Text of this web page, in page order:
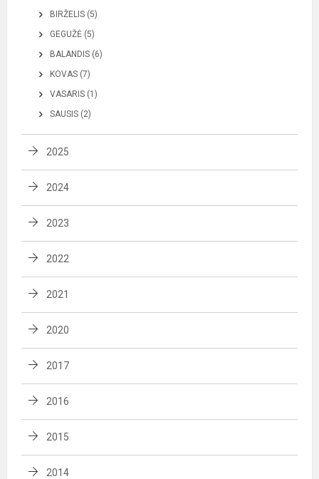
BIRŽELIS (5)
GEGUŽĖ (5)
BALANDIS (6)
KOVAS (7)
VASARIS (1)
SAUSIS (2)
2025
2024
2023
2022
2021
2020
2017
2016
2015
2014